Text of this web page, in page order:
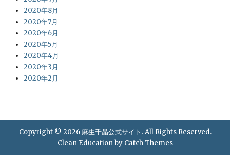
2020年8月
2020年7月
2020年6月
2020年5月
2020年4月
2020年3月
2020年2月
Copyright © 2026 麻生千晶公式サイト . All Rights Reserved.
Clean Education by Catch Themes